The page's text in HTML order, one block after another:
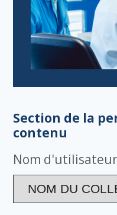
Section de la
contenu
Nom d'utilisateur